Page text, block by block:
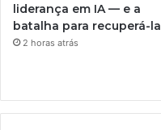
liderança em IA — e a
batalha para recuperá-la
2 horas atrás